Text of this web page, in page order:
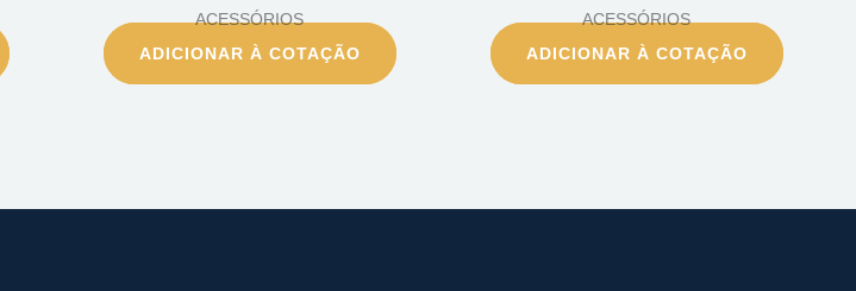
ACESSÓRIOS
ADICIONAR À COTAÇÃO
ACESSÓRIOS
ADICIONAR À COTAÇÃO